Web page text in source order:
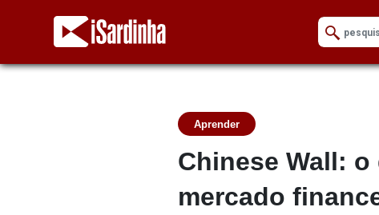
Aprender
Chinese Wall:
mercado